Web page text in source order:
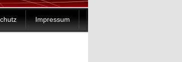
Impressum